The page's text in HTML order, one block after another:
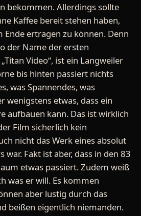
bekommen. Allerdings sollte
Kaffee bereit stehen haben,
Ende ertragen zu können. Denn
der Name der ersten
Video“, ist ein Langweiler
bis hinten passiert nichts
was Spannendes, was
wenigstens etwas, dass ein
aufbauen kann. Das ist wirklich
Film sicherlich kein
nicht das Werk eines absolut
war. Fakt ist aber, dass in den 83
etwas passiert. Zudem weiß
was er will. Es kommen
aber lustig durch das
beißen eigentlich niemanden.